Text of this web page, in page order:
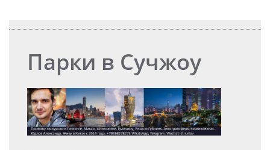
Парки в Сучжоу